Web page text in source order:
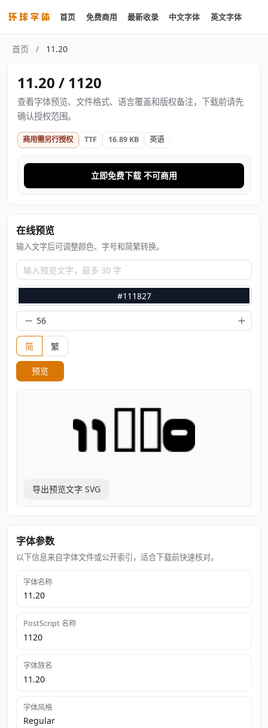
首页 免费商用 最新收录 中文字体 英文字体
首页 / 11.20
11.20 / 1120
查看字体预览、文件格式、语言覆盖和版权备注，下载前请先
确认授权范围。
商用需另行授权 TTF 16.89 KB 英语
立即免费下载 不可商用
在线预览
输入文字后可调整颜色、字号和简繁转换。
输入预览文字，最多 30 字
#111827
简 繁
预览
导出预览文字 SVG
字体参数
以下信息来自字体文件或公开索引，适合下载前快速核对。
字体名称
11.20
PostScript 名称
1120
字体族名
11.20
字体风格
Regular